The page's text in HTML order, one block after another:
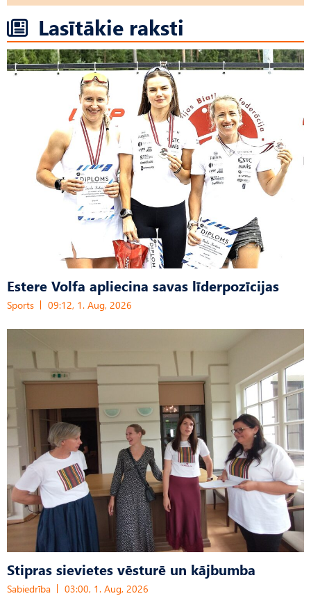
Lasītākie raksti
Estere Volfa apliecina savas līderpozīcijas
Sports 09:12, 1. Aug, 2026
Stipras sievietes vēsturē un kājbumba
Sabiedrība 03:00, 1. Aug, 2026